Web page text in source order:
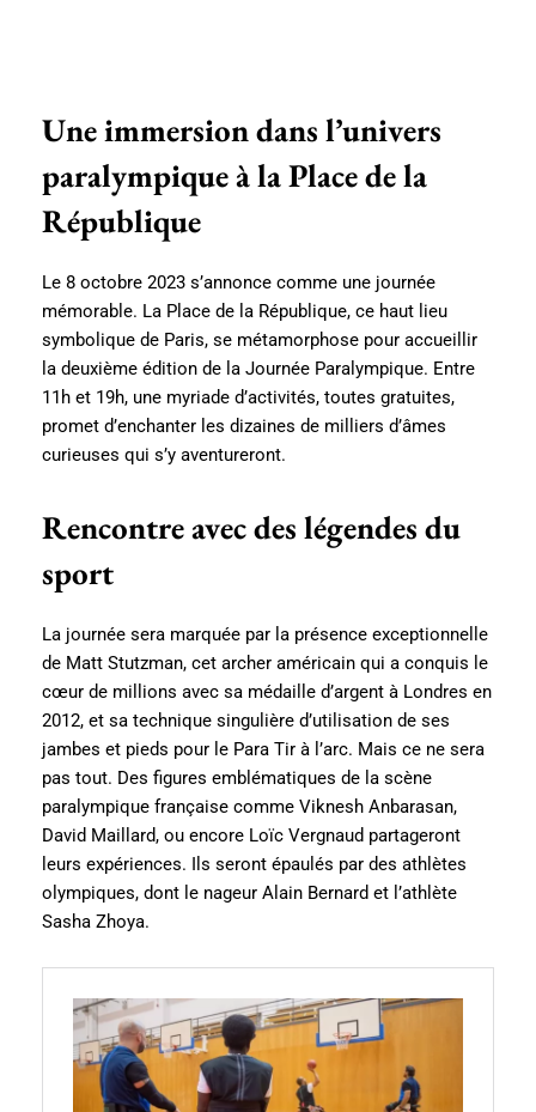
Une immersion dans l’univers
paralympique à la Place de la
République
Le 8 octobre 2023 s’annonce comme une journée
mémorable. La Place de la République, ce haut lieu
symbolique de Paris, se métamorphose pour accueillir
la deuxième édition de la Journée Paralympique. Entre
11h et 19h, une myriade d’activités, toutes gratuites,
promet d’enchanter les dizaines de milliers d’âmes
curieuses qui s’y aventureront.
Rencontre avec des légendes du
sport
La journée sera marquée par la présence exceptionnelle
de Matt Stutzman, cet archer américain qui a conquis le
cœur de millions avec sa médaille d’argent à Londres en
2012, et sa technique singulière d’utilisation de ses
jambes et pieds pour le Para Tir à l’arc. Mais ce ne sera
pas tout. Des figures emblématiques de la scène
paralympique française comme Viknesh Anbarasan,
David Maillard, ou encore Loïc Vergnaud partageront
leurs expériences. Ils seront épaulés par des athlètes
olympiques, dont le nageur Alain Bernard et l’athlète
Sasha Zhoya.